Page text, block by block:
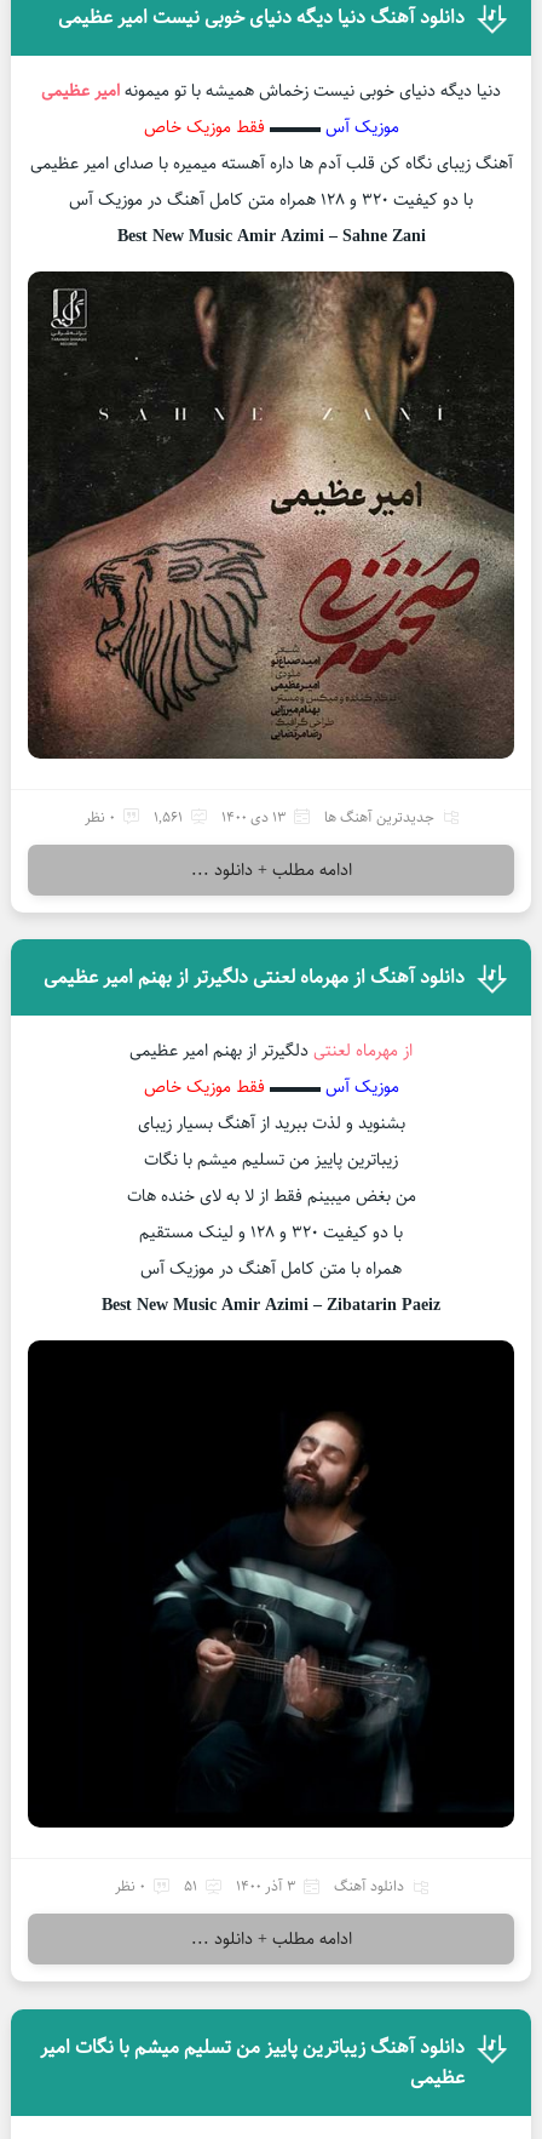
دانلود آهنگ دنیا دیگه دنیای خوبی نیست امیر عظیمی
دنیا دیگه دنیای خوبی نیست زخماش همیشه با تو میمونهامیر عظیمی
موزیک آس▬▬▬ فقط موزیک خاص
آهنگ زیبای نگاه کن قلب آدم ها داره آهسته میمیره با صدای امیر عظیمی
با دو کیفیت ۳۲۰ و ۱۲۸ همراه متن کامل آهنگ در موزیک آس
Best New Music Amir Azimi – Sahne Zani
جدیدترین آهنگ ها 13 دی 1400 1,561 0 نظر
ادامه مطلب + دانلود ...
دانلود آهنگ از مهرماه لعنتی دلگیرتر از بهنم امیر عظیمی
از مهرماه لعنتیدلگیرتر از بهنم امیر عظیمی
موزیک آس▬▬▬ فقط موزیک خاص
بشنوید و لذت ببرید از آهنگ بسیار زیبای
زیباترین پاییز من تسلیم میشم با نگات
من بغض میبینم فقط از لا به لای خنده هات
با دو کیفیت ۳۲۰ و ۱۲۸ و لینک مستقیم
همراه با متن کامل آهنگ در موزیک آس
Best New Music Amir Azimi – Zibatarin Paeiz
دانلود آهنگ 3 آذر 1400 51 0 نظر
ادامه مطلب + دانلود ...
دانلود آهنگ زیباترین پاییز من تسلیم میشم با نگات امیر
عظیمی